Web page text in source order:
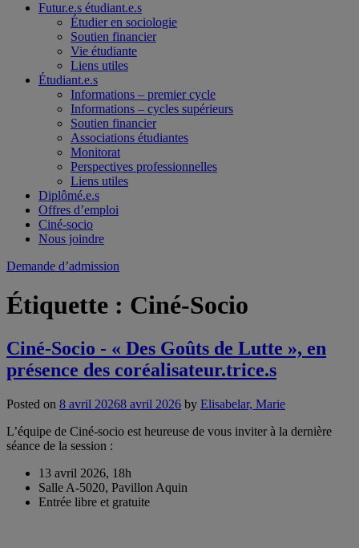
Futur.e.s étudiant.e.s
Étudier en sociologie
Soutien financier
Vie étudiante
Liens utiles
Étudiant.e.s
Informations – premier cycle
Informations – cycles supérieurs
Soutien financier
Associations étudiantes
Monitorat
Perspectives professionnelles
Liens utiles
Diplômé.e.s
Offres d’emploi
Ciné-socio
Nous joindre
Demande d’admission
Étiquette : Ciné-Socio
Ciné-Socio - « Des Goûts de Lutte », en
présence des coréalisateur.trice.s
Posted on 8 avril 20268 avril 2026 by Elisabelar, Marie
L’équipe de Ciné-socio est heureuse de vous inviter à la dernière
séance de la session :
13 avril 2026, 18h
Salle A-5020, Pavillon Aquin
Entrée libre et gratuite